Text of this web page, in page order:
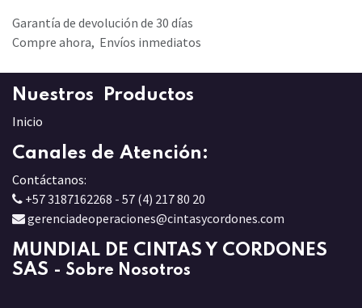
Garantía de devolución de 30 días
Compre ahora, Envíos inmediatos
Nuestros Productos
Inicio
Canales de Atención:
Contáctanos:
+57 3187162268 - 57 (4) 217 80 20
gerenciadeoperaciones@cintasycordones.com
MUNDIAL DE CINTAS Y CORDONES
SAS - Sobre Nosotros